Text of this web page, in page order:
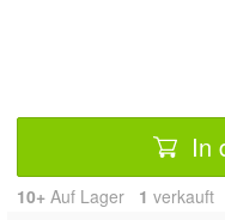
In
10+ Auf Lager 1 verkauft